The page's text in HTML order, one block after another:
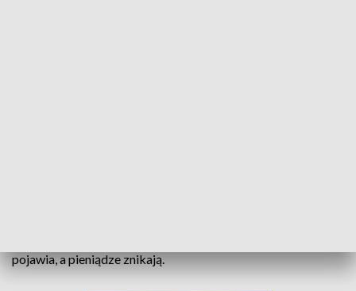
pojawia, a pieniądze znikają.